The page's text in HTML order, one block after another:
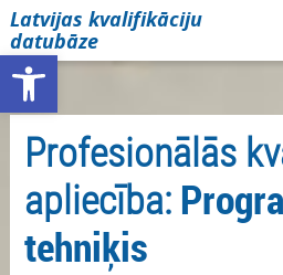
Open toolbar
Latvijas kvalifikāciju
datubāze
Profesionālās
apliecība:
tehniķis